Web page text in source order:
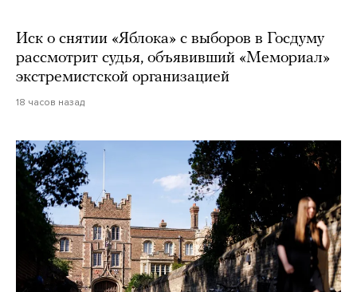
Иск о снятии «Яблока» с выборов в Госдуму
рассмотрит судья, объявивший «Мемориал»
экстремистской организацией
18 часов назад